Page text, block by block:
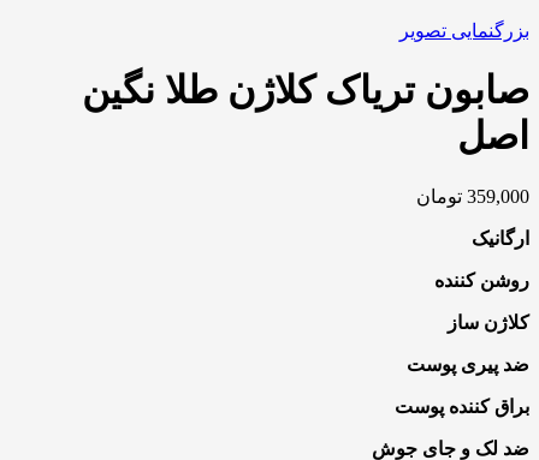
بزرگنمایی تصویر
صابون تریاک کلاژن طلا نگین
اصل
359,000 تومان
ارگانیک
روشن کننده
کلاژن ساز
ضد پیری پوست
براق کننده پوست
ضد لک و جای جوش